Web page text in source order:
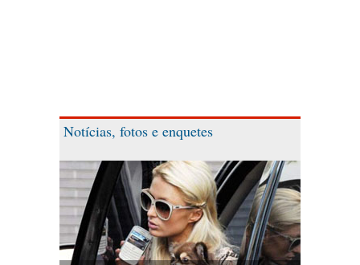
Notícias, fotos e enquetes